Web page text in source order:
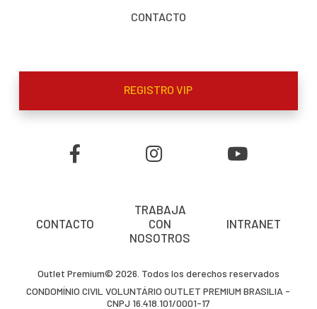
CONTACTO
REGISTRO VIP
CONTACTO
TRABAJA
CON
NOSOTROS
INTRANET
Outlet Premium© 2026. Todos los derechos reservados
CONDOMÍNIO CIVIL VOLUNTÁRIO OUTLET PREMIUM BRASILIA -
CNPJ 16.418.101/0001-17